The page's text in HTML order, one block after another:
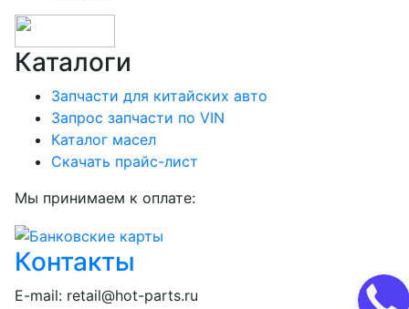
Каталоги
Запчасти для китайских авто
Запрос запчасти по VIN
Каталог масел
Скачать прайс-лист
Мы принимаем к оплате:
Контакты
E-mail: retail@hot-parts.ru